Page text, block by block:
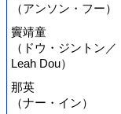
（アンソン・フー）
竇靖童
（ドウ・ジントン／
Leah Dou）
那英
（ナー・イン）